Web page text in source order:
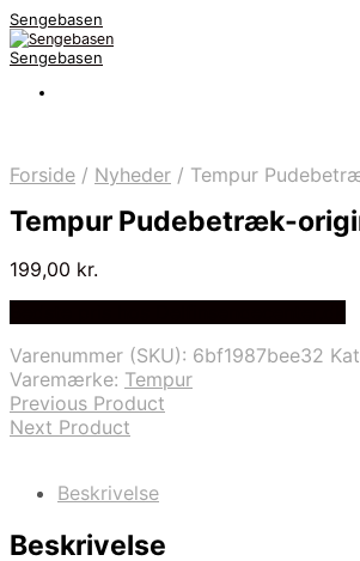
Sengebasen
Sengebasen
Forside / Nyheder / Tempur
Tempur Pudebetræk-
199,00 kr.
Varenummer (SKU): 6bf1987bee32
Varemærke: Tempur
Previous Product
Next Product
Beskrivelse
Beskrivelse